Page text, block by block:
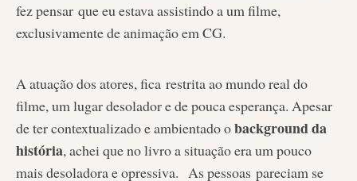
fez pensar que eu estava assistindo a um filme,
exclusivamente de animação em CG.
A atuação dos atores, fica restrita ao mundo real do
filme, um lugar desolador e de pouca esperança. Apesar
de ter contextualizado e ambientado obackground da
história, achei que no livro a situação era um pouco
mais desoladora e opressiva. As pessoas pareciam se